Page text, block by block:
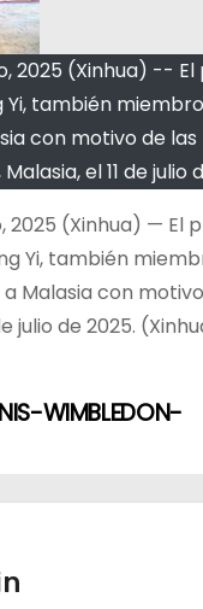
2025 (Xinhua)
Yi, también
con motivo de las
el 11 de
2025 (Xinhua)
Yi, también
Malasia con
julio de 2025.
WIMBLEDON-